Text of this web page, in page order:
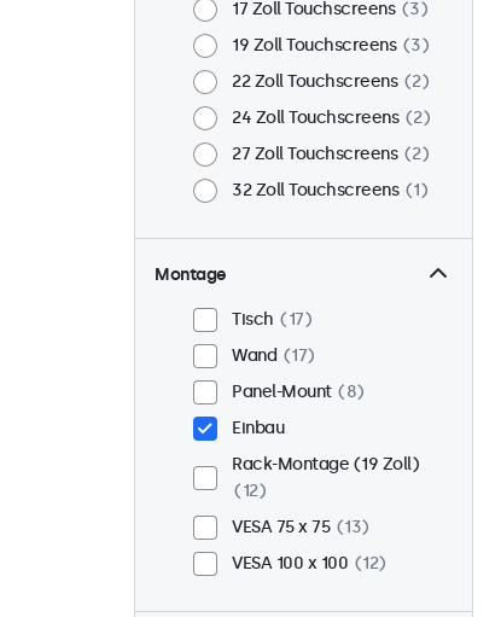
17 Zoll Touchscreens
3
19 Zoll Touchscreens
3
22 Zoll Touchscreens
2
24 Zoll Touchscreens
2
27 Zoll Touchscreens
2
32 Zoll Touchscreens
1
Montage
Tisch
17
Wand
17
Panel-Mount
8
Einbau
Rack-Montage (19 Zoll)
12
VESA 75 x 75
13
VESA 100 x 100
12